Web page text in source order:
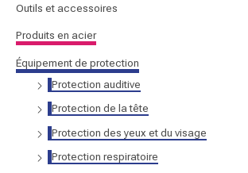
:
Outils et accessoires
Produits en acier
Équipement de protection
Protection auditive
Protection de la tête
Protection des yeux et du visage
Protection respiratoire